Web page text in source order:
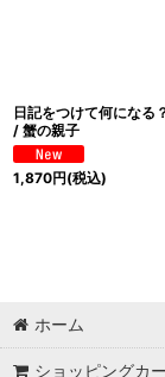
日記をつけて何になる
/ 蟹の親子
1,870円(税込)
ホーム
ショッピングカ